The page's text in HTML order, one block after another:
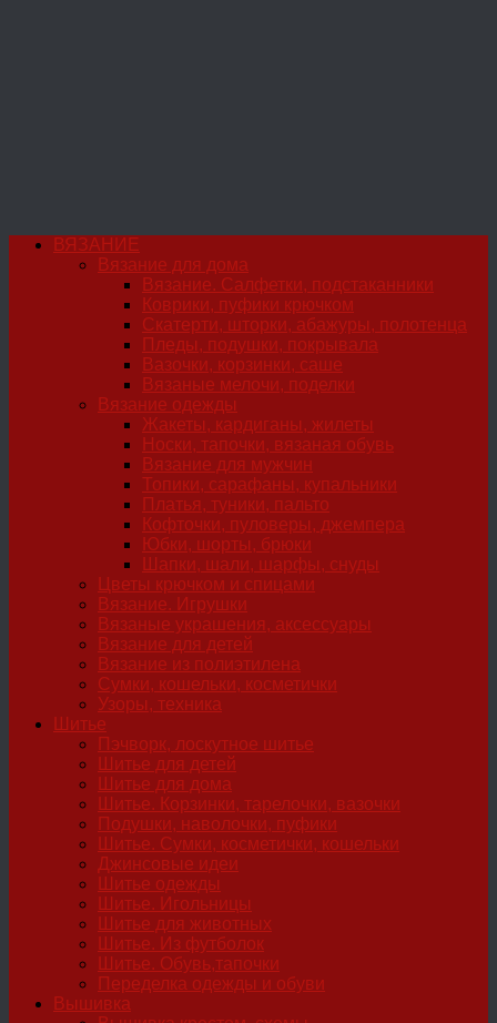
ВЯЗАНИЕ
Вязание для дома
Вязание. Салфетки, подстаканники
Коврики, пуфики крючком
Скатерти, шторки, абажуры, полотенца
Пледы, подушки, покрывала
Вазочки, корзинки, саше
Вязаные мелочи, поделки
Вязание одежды
Жакеты, кардиганы, жилеты
Носки, тапочки, вязаная обувь
Вязание для мужчин
Топики, сарафаны, купальники
Платья, туники, пальто
Кофточки, пуловеры, джемпера
Юбки, шорты, брюки
Шапки, шали, шарфы, снуды
Цветы крючком и спицами
Вязание. Игрушки
Вязаные украшения, аксессуары
Вязание для детей
Вязание из полиэтилена
Сумки, кошельки, косметички
Узоры, техника
Шитье
Пэчворк, лоскутное шитье
Шитье для детей
Шитье для дома
Шитье. Корзинки, тарелочки, вазочки
Подушки, наволочки, пуфики
Шитье. Сумки, косметички, кошельки
Джинсовые идеи
Шитье одежды
Шитье. Игольницы
Шитье для животных
Шитье. Из футболок
Шитье. Обувь,тапочки
Переделка одежды и обуви
Вышивка